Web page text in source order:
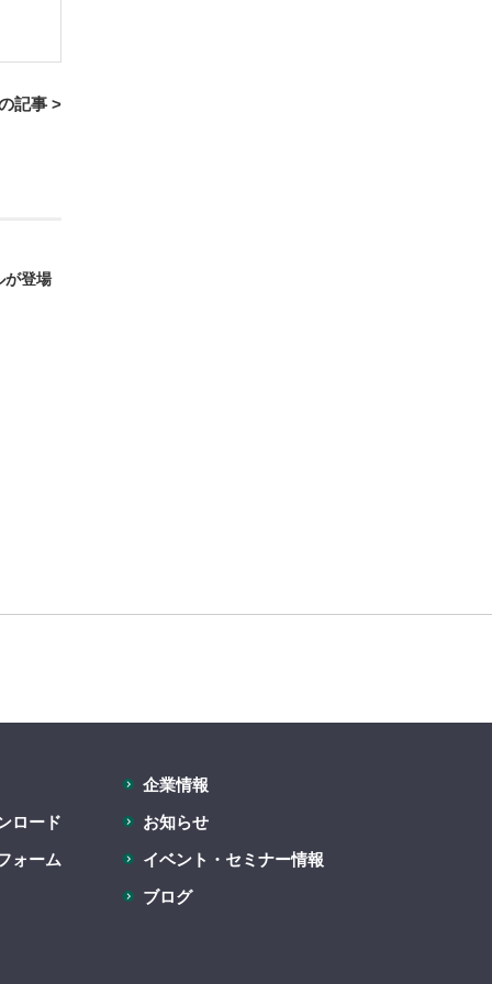
記事 >
が登場
ロード
ォーム
企業情報
お知らせ
イベント・セミナー情報
ブログ